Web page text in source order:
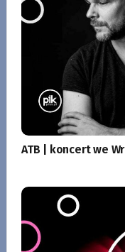
ATB | koncert we